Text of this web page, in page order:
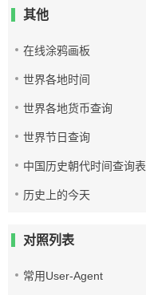
其他
在线涂鸦画板
世界各地时间
世界各地货币查询
世界节日查询
中国历史朝代时间查询表
历史上的今天
对照列表
常用User-Agent